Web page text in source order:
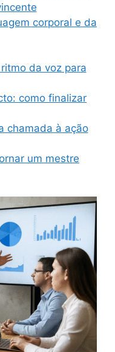
corporal e da
da voz para
como finalizar
chamada à ação
um mestre